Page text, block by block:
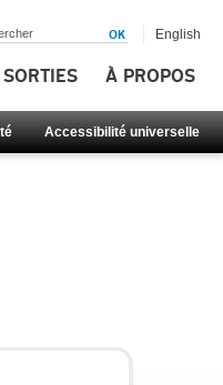
À PROPOS
Accessibilité universelle
English